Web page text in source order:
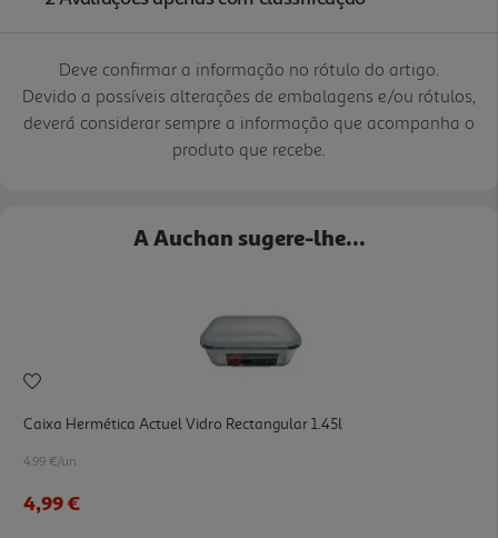
Deve confirmar a informação no rótulo do artigo.
Devido a possíveis alterações de embalagens e/ou rótulos,
deverá considerar sempre a informação que acompanha o
produto que recebe.
A Auchan sugere-lhe...
Caixa Hermética Actuel Vidro Rectangular 1.45l
4.99 €/un
4,99 €